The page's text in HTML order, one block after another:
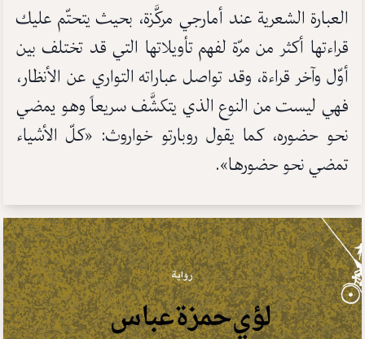
العبارة الشعرية عند أمارجي مركَّزة، بحيث يتحتّم عليك
قراءتها أكثر من مرّة لفهم تأويلاتها التي قد تختلف بين
أوّل وآخر قراءة، وقد تواصل عباراته التواري عن الأنظار،
فهي ليست من النوع الذي يتكشَّف سريعاً وهو يمضي
نحو حضوره، كما يقول روبارتو خواروث: «كلّ الأشياء
تمضي نحو حضورها».